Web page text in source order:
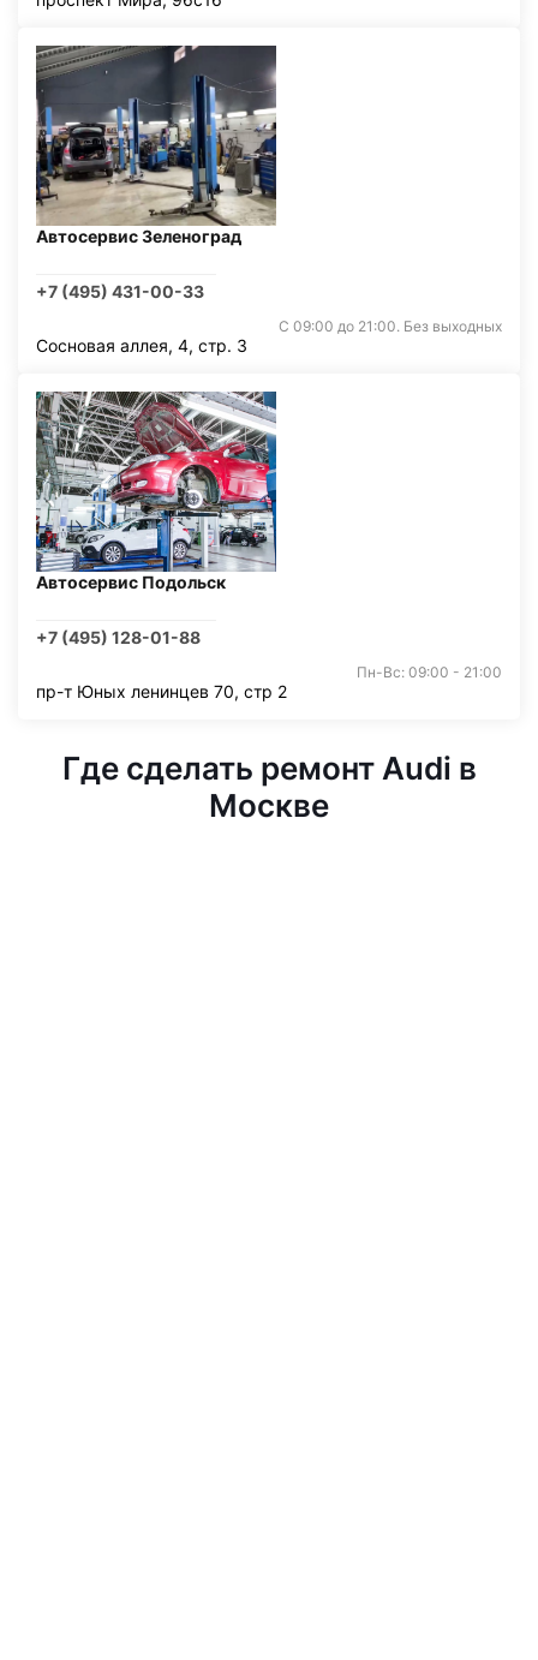
Автосервис Зеленоград
+7 (495) 431-00-33
С 09:00 до 21:00. Без выходных
Сосновая аллея, 4, стр. 3
Автосервис Подольск
+7 (495) 128-01-88
Пн-Вс: 09:00 - 21:00
пр-т Юных ленинцев 70, стр 2
Где сделать ремонт Audi в
Москве